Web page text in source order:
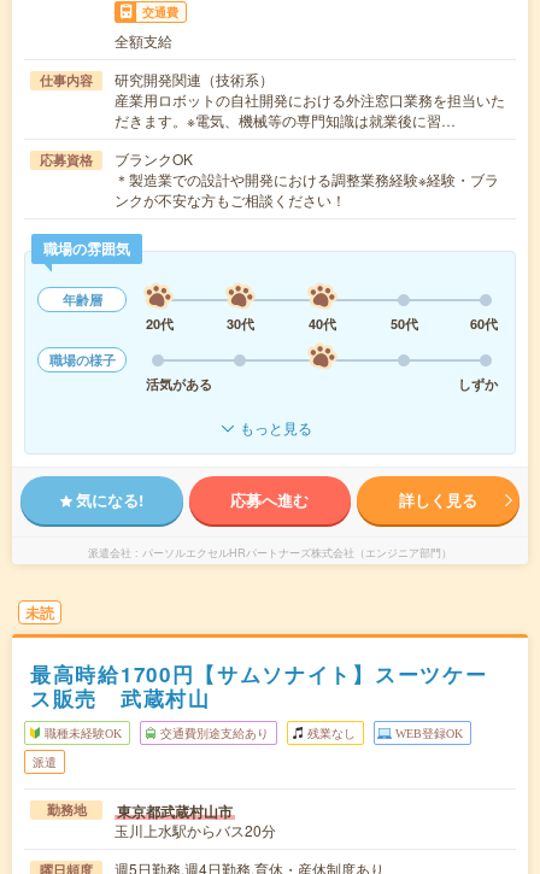
交通費
全額支給
仕事内容
研究開発関連（技術系）
産業用ロボットの自社開発における外注窓口業務を担当いた
だきます。※電気、機械等の専門知識は就業後に習…
応募資格
ブランクOK
＊製造業での設計や開発における調整業務経験※経験・ブラ
ンクが不安な方もご相談ください！
職場の雰囲気
年齢層
20代
30代 40代 50代
60代
職場の様子
活気がある
しずか
もっと見る
気になる! 応募へ進む 詳しく見る
派遣会社 パーソルエクセルHRパートナーズ株式会社（エンジニア部門）
未読
最高時給1700円【サムソナイト】スーツケー
ス販売 武蔵村山
職種未経験OK 交通費別途支給あり 残業なし WEB登録OK
派遣
勤務地 東京都武蔵村山市
玉川上水駅からバス20分
曜日頻度 週5日勤務,週4日勤務,育休・産休制度あり